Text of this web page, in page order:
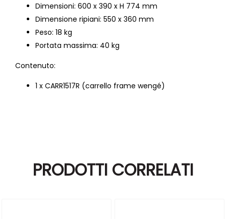
Dimensioni: 600 x 390 x H 774 mm
Dimensione ripiani: 550 x 360 mm
Peso: 18 kg
Portata massima: 40 kg
Contenuto:
1 x CARR1517R (carrello frame wengé)
PRODOTTI CORRELATI